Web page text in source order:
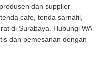
dan supplier
cafe, tenda sarnafil,
di Surabaya. Hubungi WA
dan pemesanan dengan